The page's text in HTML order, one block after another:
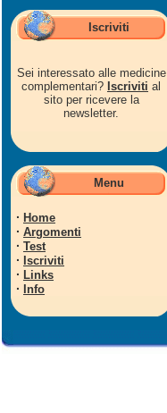
Iscriviti
Sei interessato alle medicine
complementari? Iscriviti al
sito per ricevere la
newsletter.
Menu
· Home
· Argomenti
· Test
· Iscriviti
· Links
· Info